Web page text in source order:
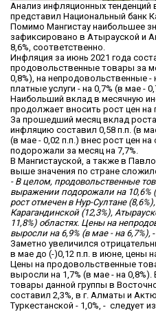
Анализ инфляционных тенденций
представил Национальный банк
Помимо Мангистау наибольшее
зафиксировано в Атырауской и
8,6%, соответственно.
Инфляция за июнь 2021 года
продовольственные товары за
0,8%), на непродовольственные -
платные услуги - на 0,7% (в мае -
Наибольший вклад в месячную
продолжает вносить рост цен
За прошедший месяц вклад
инфляцию составил 0,58 п.п. (в
(в мае - 0,02 п.п.) внес рост цен
подорожали за месяц на 7,7%.
В Мангистауской, а также в
выше значения по стране
- В целом, продовольственные
выражении подорожали на
рост отмечен в Нур-Султане
Карагандинской (12,3%),
11,8%) областях. Цены на
выросли на 6,9% (в мае - на 6,7%),
Заметно увеличился
в мае до (-)0,12 п.п. в июне, цены
Цены на продовольственные
выросли на 1,7% (в мае - на
товары данной группы в
составил 2,3%, в г. Алматы и
Туркестанской - 1,0%, - следует